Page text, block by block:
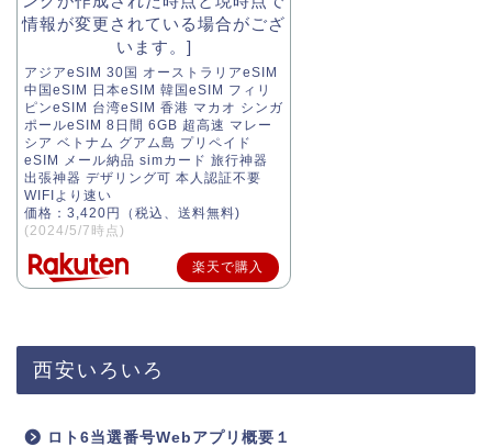
アジアeSIM 30国 オーストラリアeSIM
中国eSIM 日本eSIM 韓国eSIM フィリ
ピンeSIM 台湾eSIM 香港 マカオ シンガ
ポールeSIM 8日間 6GB 超高速 マレー
シア ベトナム グアム島 プリペイド
eSIM メール納品 simカード 旅行神器
出張神器 デザリング可 本人認証不要
WIFIより速い
価格：3,420円（税込、送料無料)
(2024/5/7時点)
楽天で購入
西安いろいろ
ロト6当選番号Webアプリ概要１